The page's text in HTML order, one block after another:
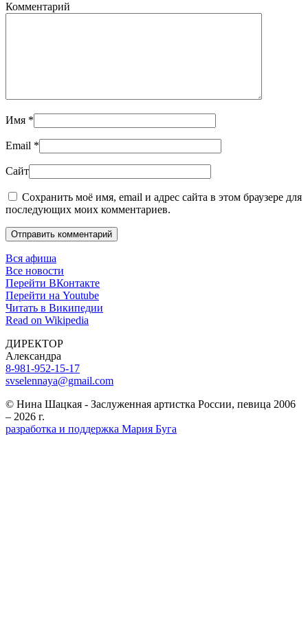
Комментарий
Имя *
Email *
Сайт
Сохранить моё имя, email и адрес сайта в этом браузере для
последующих моих комментариев.
Отправить комментарий
Вся афиша
Все новости
Перейти ВКонтакте
Перейти на Youtube
Читать в Википедии
Read on Wikipedia
ДИРЕКТОР
Александра
8-981-952-15-17
svselennaya@gmail.com
© Нина Шацкая - Заслуженная артистка России, певица 2006
– 2026 г.
разработка и поддержка Мария Буга